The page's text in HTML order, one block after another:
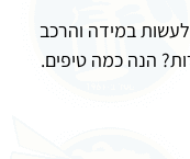
במידה והרכב
הנה כמה טיפים.